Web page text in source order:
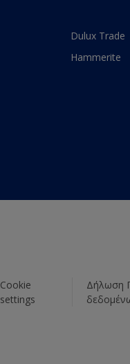
Dulux Trade
Hammerite
Cookie
settings
Δήλωση